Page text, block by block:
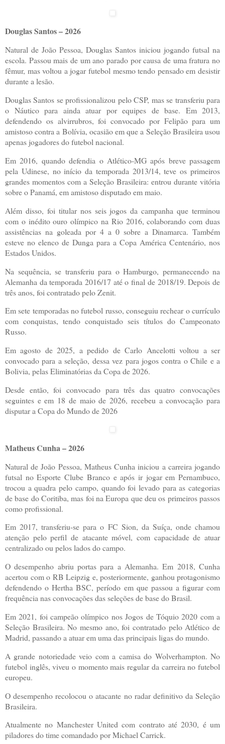
Douglas Santos – 2026
Natural de João Pessoa, Douglas Santos iniciou jogando futsal na
escola. Passou mais de um ano parado por causa de uma fratura no
fêmur, mas voltou a jogar futebol mesmo tendo pensado em desistir
durante a lesão.
Douglas Santos se profissionalizou pelo CSP, mas se transferiu para
o Náutico para ainda atuar por equipes de base. Em 2013,
defendendo os alvirrubros, foi convocado por Felipão para um
amistoso contra a Bolívia, ocasião em que a Seleção Brasileira usou
apenas jogadores do futebol nacional.
Em 2016, quando defendia o Atlético-MG após breve passagem
pela Udinese, no início da temporada 2013/14, teve os primeiros
grandes momentos com a Seleção Brasileira: entrou durante vitória
sobre o Panamá, em amistoso disputado em maio.
Além disso, foi titular nos seis jogos da campanha que terminou
com o inédito ouro olímpico na Rio 2016, colaborando com duas
assistências na goleada por 4 a 0 sobre a Dinamarca. Também
esteve no elenco de Dunga para a Copa América Centenário, nos
Estados Unidos.
Na sequência, se transferiu para o Hamburgo, permanecendo na
Alemanha da temporada 2016/17 até o final de 2018/19. Depois de
três anos, foi contratado pelo Zenit.
Em sete temporadas no futebol russo, conseguiu rechear o currículo
com conquistas, tendo conquistado seis títulos do Campeonato
Russo.
Em agosto de 2025, a pedido de Carlo Ancelotti voltou a ser
convocado para a seleção, dessa vez para jogos contra o Chile e a
Bolivia, pelas Eliminatórias da Copa de 2026.
Desde então, foi convocado para três das quatro convocações
seguintes e em 18 de maio de 2026, recebeu a convocação para
disputar a Copa do Mundo de 2026
Matheus Cunha – 2026
Natural de João Pessoa, Matheus Cunha iniciou a carreira jogando
futsal no Esporte Clube Branco e após ir jogar em Pernambuco,
trocou a quadra pelo campo, quando foi levado para as categorias
de base do Coritiba, mas foi na Europa que deu os primeiros passos
como profissional.
Em 2017, transferiu-se para o FC Sion, da Suíça, onde chamou
atenção pelo perfil de atacante móvel, com capacidade de atuar
centralizado ou pelos lados do campo.
O desempenho abriu portas para a Alemanha. Em 2018, Cunha
acertou com o RB Leipzig e, posteriormente, ganhou protagonismo
defendendo o Hertha BSC, período em que passou a figurar com
frequência nas convocações das seleções de base do Brasil.
Em 2021, foi campeão olímpico nos Jogos de Tóquio 2020 com a
Seleção Brasileira. No mesmo ano, foi contratado pelo Atlético de
Madrid, passando a atuar em uma das principais ligas do mundo.
A grande notoriedade veio com a camisa do Wolverhampton. No
futebol inglês, viveu o momento mais regular da carreira no futebol
europeu.
O desempenho recolocou o atacante no radar definitivo da Seleção
Brasileira.
Atualmente no Manchester United com contrato até 2030, é um
piladores do time comandado por Michael Carrick.